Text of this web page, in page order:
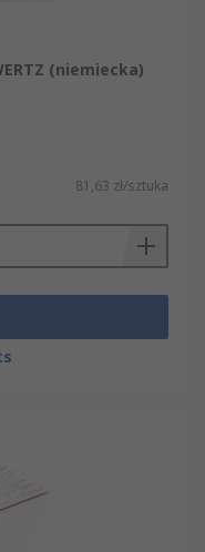
(niemiecka)
81,63 zł/sztuka